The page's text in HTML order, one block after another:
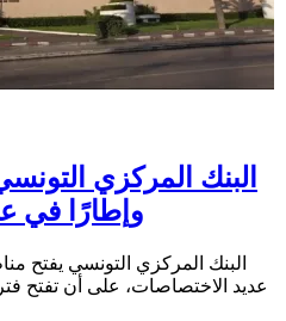
وإطارًا في